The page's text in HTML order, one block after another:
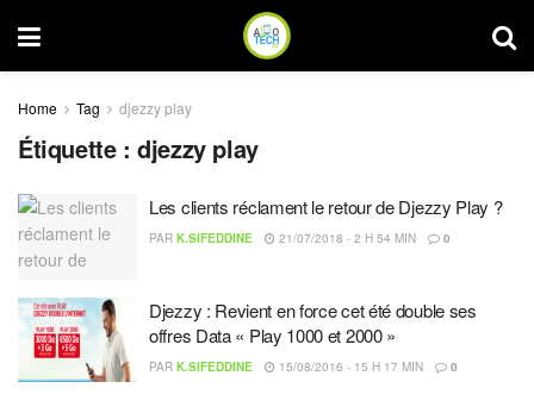
Home Tag djezzy play
Étiquette :djezzy play
Les clients réclament le retour de Djezzy Play ?
PAR K.SIFEDDINE 21/07/2018 - 2 H 54 MIN 0
Djezzy : Revient en force cet été double ses
offres Data « Play 1000 et 2000 »
PAR K.SIFEDDINE 15/08/2016 - 15 H 17 MIN 0